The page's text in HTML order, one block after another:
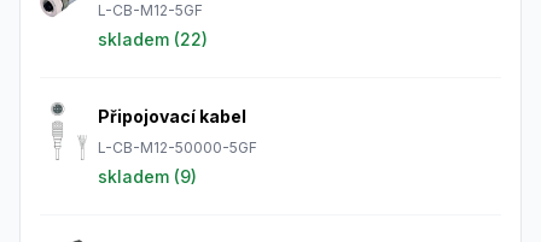
L-CB-M12-5GF
skladem (22)
Připojovací kabel
L-CB-M12-50000-5GF
skladem (9)